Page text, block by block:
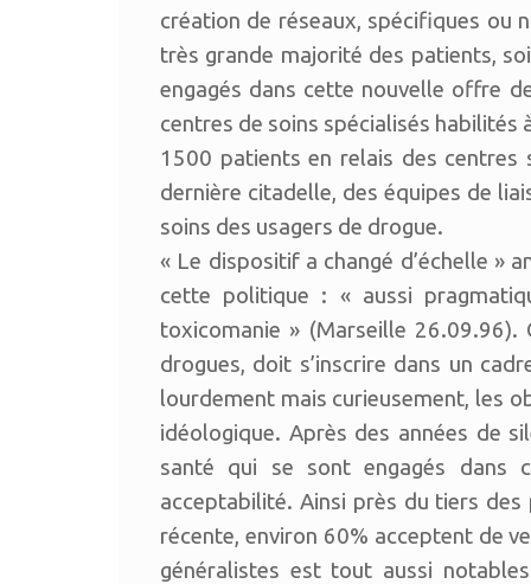
création de réseaux, spécifiques ou
très grande majorité des patients,
engagés dans cette nouvelle offre
centres de soins spécialisés habilités
1500 patients en relais des centres
dernière citadelle, des équipes de
soins des usagers de drogue.
« Le dispositif a changé d’échelle »
cette politique : « aussi
toxicomanie » (Marseille 26.09.96).
drogues, doit s’inscrire dans un
lourdement mais curieusement, les
idéologique. Après des années de
santé qui se sont engagés dans
acceptabilité. Ainsi près du tiers des
récente, environ 60% acceptent de
généralistes est tout aussi